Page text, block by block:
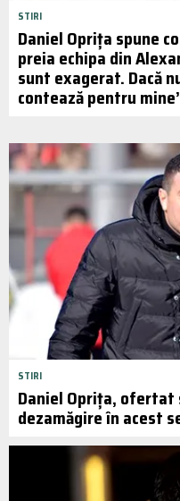
STIRI
Daniel Oprița spune
preia echipa din
sunt exagerat. Dacă
contează pentru
STIRI
Daniel Oprița, ofertat
dezamăgire în acest